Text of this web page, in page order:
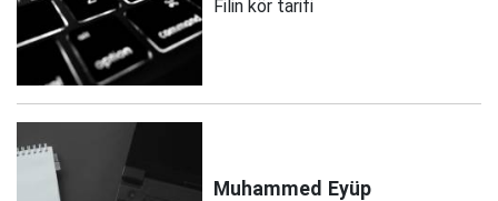
Filin kör tarifi
Muhammed Eyüp